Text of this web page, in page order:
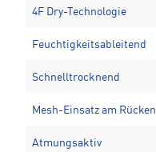
4F Dry-Technologie
Feuchtigkeitsableitend
Schnelltrocknend
Mesh-Einsatz am Rücken
Atmungsaktiv